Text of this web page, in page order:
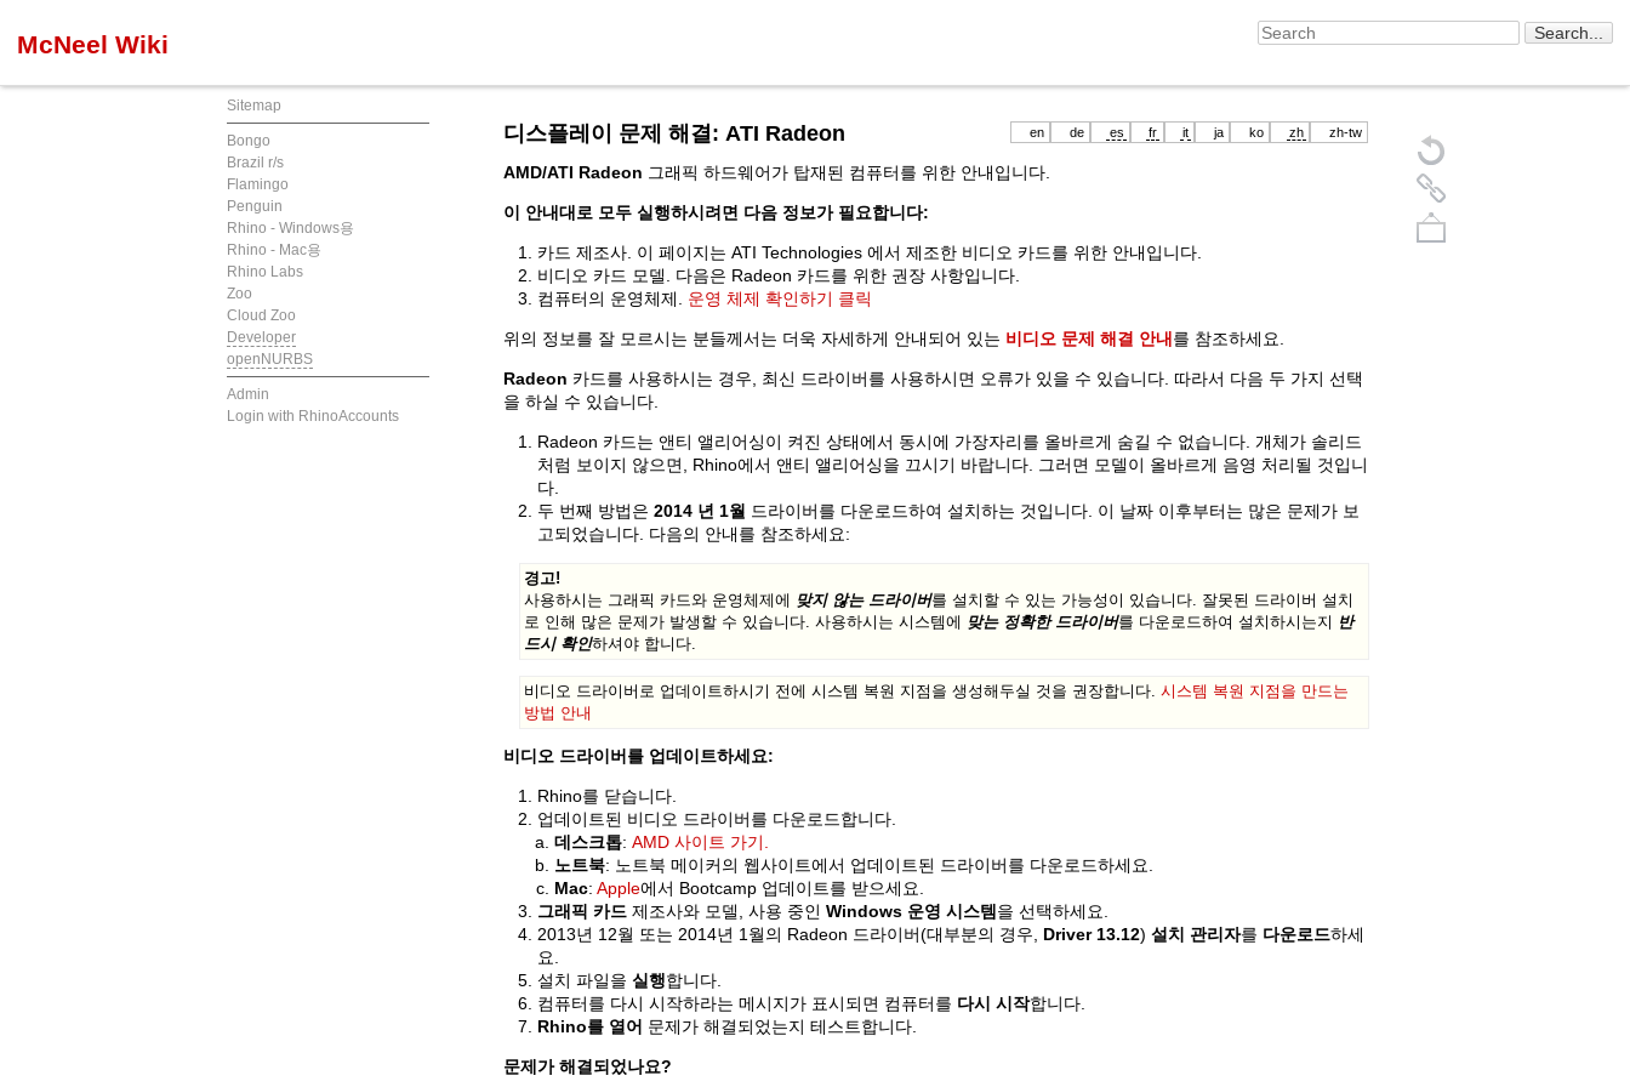
McNeel Wiki
Sitemap
Bongo
Brazil r/s
Flamingo
Penguin
Rhino - Windows용
Rhino - Mac용
Rhino Labs
Zoo
Cloud Zoo
Developer
openNURBS
Admin
Login with RhinoAccounts
en de es fr it ja ko zh zh-tw
디스플레이 문제 해결: ATI Radeon
AMD/ATI Radeon 그래픽 하드웨어가 탑재된 컴퓨터를 위한 안내입니다.
이 안내대로 모두 실행하시려면 다음 정보가 필요합니다:
카드 제조사. 이 페이지는 ATI Technologies 에서 제조한 비디오 카드를 위한 안내입니다.
비디오 카드 모델. 다음은 Radeon 카드를 위한 권장 사항입니다.
컴퓨터의 운영체제. 운영 체제 확인하기 클릭
위의 정보를 잘 모르시는 분들께서는 더욱 자세하게 안내되어 있는 비디오 문제 해결 안내 를 참조하세요.
Radeon 카드를 사용하시는 경우, 최신 드라이버를 사용하시면 오류가 있을 수 있습니다. 따라서 다음 두 가지 선택
을 하실 수 있습니다.
Radeon 카드는 앤티 앨리어싱이 켜진 상태에서 동시에 가장자리를 올바르게 숨길 수 없습니다. 개체가 솔리드
처럼 보이지 않으면, Rhino에서 앤티 앨리어싱을 끄시기 바랍니다. 그러면 모델이 올바르게 음영 처리될 것입니
다.
두 번째 방법은 2014 년 1월 드라이버를 다운로드하여 설치하는 것입니다. 이 날짜 이후부터는 많은 문제가 보
고되었습니다. 다음의 안내를 참조하세요:
경고!
사용하시는 그래픽 카드와 운영체제에 맞지 않는 드라이버를 설치할 수 있는 가능성이 있습니다. 잘못된 드라이버 설치
로 인해 많은 문제가 발생할 수 있습니다. 사용하시는 시스템에 맞는 정확한 드라이버를 다운로드하여 설치하시는지 반
드시 확인하셔야 합니다.
비디오 드라이버로 업데이트하시기 전에 시스템 복원 지점을 생성해두실 것을 권장합니다.시스템 복원 지점을 만드는
방법 안내
비디오 드라이버를 업데이트하세요:
Rhino를 닫습니다.
업데이트된 비디오 드라이버를 다운로드합니다.
데스크톱: AMD 사이트 가기.
노트북: 노트북 메이커의 웹사이트에서 업데이트된 드라이버를 다운로드하세요.
Mac: Apple에서 Bootcamp 업데이트를 받으세요.
그래픽 카드 제조사와 모델, 사용 중인 Windows 운영 시스템 을 선택하세요.
2013년 12월 또는 2014년 1월의 Radeon 드라이버(대부분의 경우, Driver 13.12) 설치 관리자를 다운로드하세
요.
설치 파일을 실행합니다.
컴퓨터를 다시 시작하라는 메시지가 표시되면 컴퓨터를 다시 시작합니다.
Rhino를 열어 문제가 해결되었는지 테스트합니다.
문제가 해결되었나요?